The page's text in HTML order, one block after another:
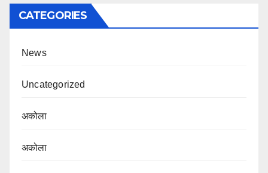
CATEGORIES
News
Uncategorized
अकोला
अकोला